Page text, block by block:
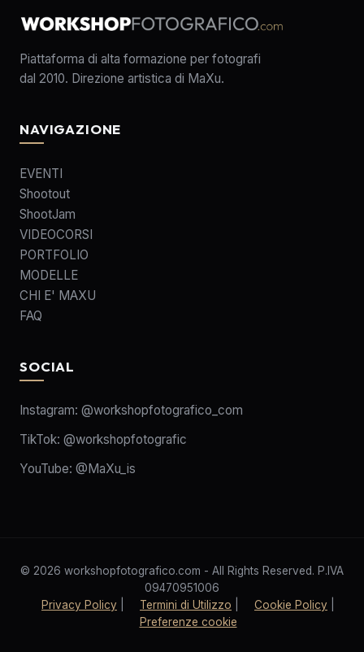
Piattaforma di alta formazione per fotografi
dal 2010. Direzione artistica di MaXu.
NAVIGAZIONE
EVENTI
Shootout
ShootJam
VIDEOCORSI
PORTFOLIO
MODELLE
CHI E' MAXU
FAQ
SOCIAL
Instagram: @workshopfotografico_com
TikTok: @workshopfotografic
YouTube: @MaXu_is
© 2026 workshopfotografico.com - All Rights Reserved. P.IVA
09470951006
Privacy Policy
Termini di Utilizzo Cookie Policy
Preferenze cookie